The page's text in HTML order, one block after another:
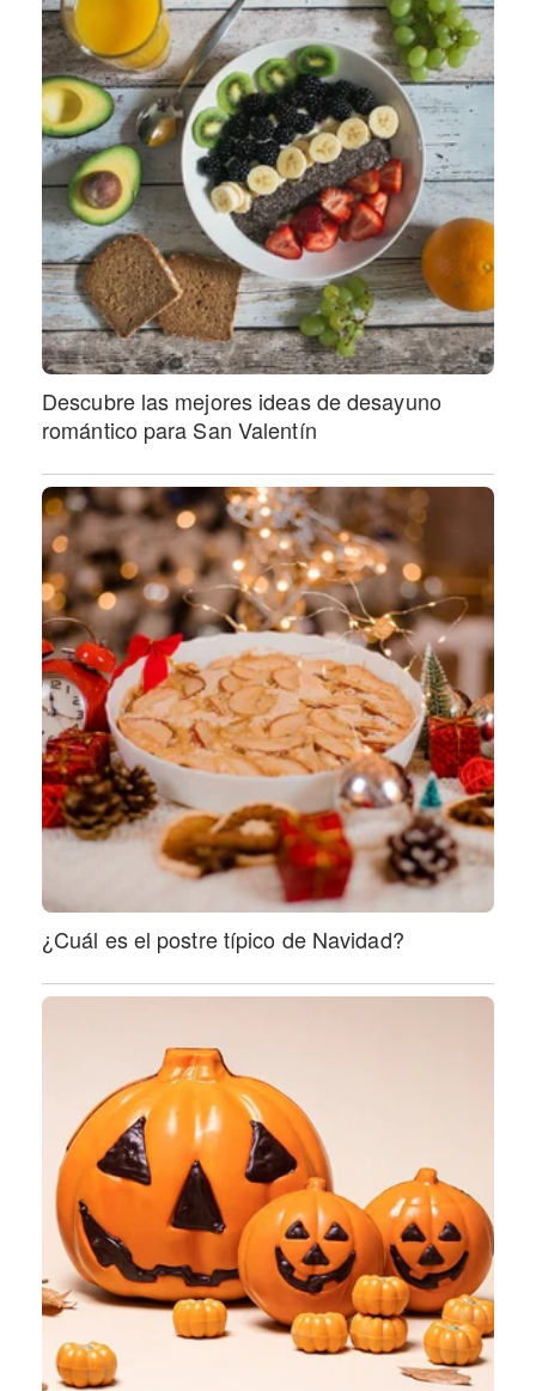
Descubre las mejores ideas de desayuno
romántico para San Valentín
¿Cuál es el postre típico de Navidad?